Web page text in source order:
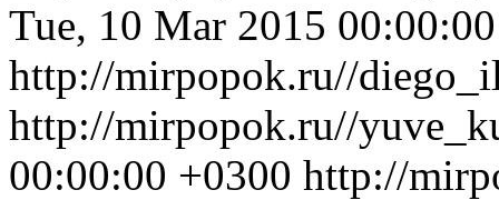
Tue, 10 Mar 2015
http://mirpopok.ru//
http://mirpopok.ru//
00:00:00 +0300 http://